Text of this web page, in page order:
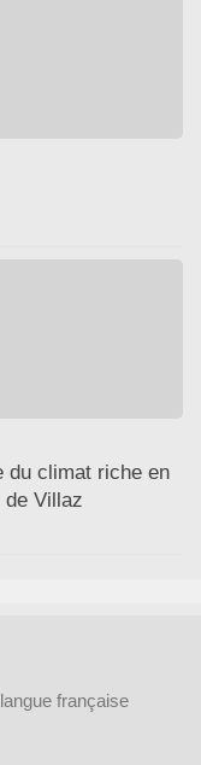
du climat riche en
Villaz
française